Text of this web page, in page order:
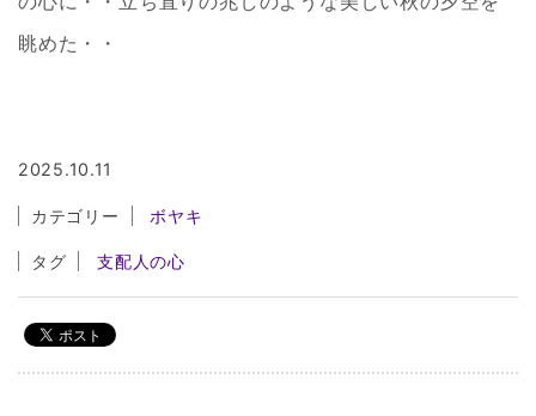
眺めた・・
2025.10.11
カテゴリー ボヤキ
タグ 支配人の心